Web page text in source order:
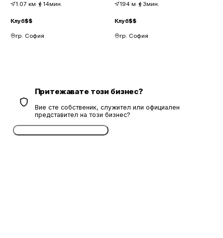
1.07 км· 14мин.
Клуб$$
гр. София
194 м· 3мин.
Клуб$$
гр. София
Притежавате този бизнес?
Вие сте собственик, служител или официален
представител на този бизнес?